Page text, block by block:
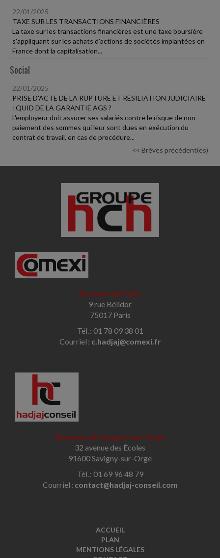
22/01/2025
TAXE SUR LES TRANSACTIONS FINANCIÈRES
La taxe sur les transactions financières est une taxe boursière
s'appliquant sur les achats d'actions de sociétés implantées en
France dont la capitalisation...
Social
22/01/2025
PRISE D'ACTE DE LA RUPTURE ET RÉSILIATION JUDICIAIRE
: QUID DE LA GARANTIE AGS ?
L'employeur doit assurer ses salariés contre le risque de non-
paiement des sommes qui leur sont dues en exécution du
contrat de travail, en cas de procédure...
<< Brèves précédent(es)
Bureaux de Paris
9 rue Bélidor
75017 Paris
Tél. : 01 78 09 38 01
Courriel : c.hadjaj@comexi.fr
Bureaux de Savigny-sur-Orge
32 avenue des Écoles
91600 Savigny-sur-Orge
Tél. : 01 69 96 48 79
Courriel : contact@hadjaj-conseil.com
ACCUEIL
PLAN
MENTIONS LÉGALES